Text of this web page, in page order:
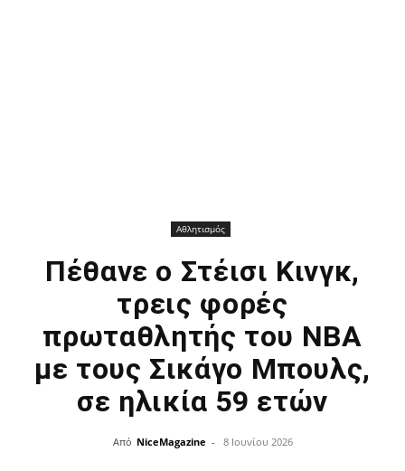
Αθλητισμός
Πέθανε ο Στέισι Κινγκ,
τρεις φορές
πρωταθλητής του NBA
με τους Σικάγο Μπουλς,
σε ηλικία 59 ετών
Από NiceMagazine - 8 Ιουνίου 2026